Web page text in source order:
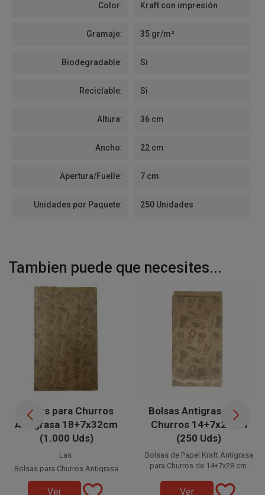
Color: Kraft con impresión
Gramaje: 35 gr/m²
Biodegradable: Si
Reciclable: Si
Altura: 36 cm
Ancho: 22 cm
Apertura/Fuelle: 7 cm
Unidades por Paquete: 250 Unidades
Tambien puede que necesites...
Bolsas para Churros
Antigrasa 18+7x32cm
(1.000 Uds)
Las
Bolsas para Churros Antigrasa
de 32cm
son la opción perfecta para
Ver
Bolsas Antigrasa para
Churros 14+7x28cm
(250 Uds)
Bolsas de Papel Kraft Antigrasa
para Churros de 14+7x28 cm.
bolsas están fabricadas en
paquetes de 250 unidades.
Ver